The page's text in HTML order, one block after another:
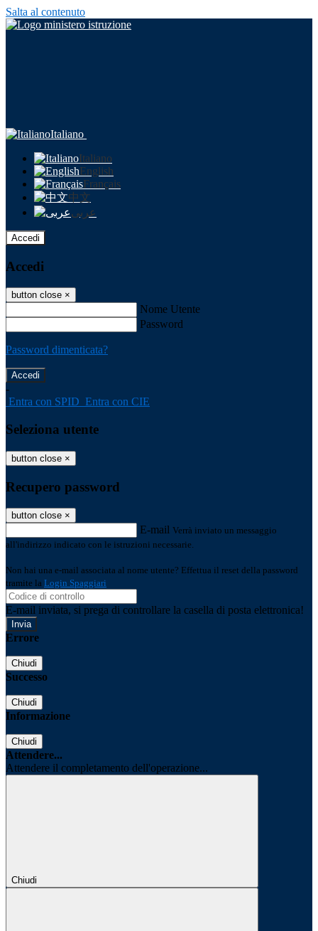
Salta al contenuto
Italiano
Italiano
English
Français
中文
عربى
Accedi
Accedi
button close ×
Nome Utente
Password
Password dimenticata?
-
Entra con SPID Entra con CIE
Seleziona utente
button close ×
Recupero password
button close ×
E-mail Verrà inviato un messaggio
all'indirizzo indicato con le istruzioni necessarie.
Non hai una e-mail associata al nome utente? Effettua il reset della password
tramite la Login Spaggiari
E-mail inviata, si prega di controllare la casella di posta elettronica!
Errore
Chiudi
Successo
Chiudi
Informazione
Chiudi
Attendere...
Attendere il completamento dell'operazione...
Chiudi